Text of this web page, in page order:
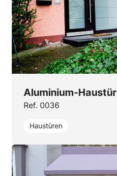
Aluminium-Haustür
Ref. 0036
Haustüren